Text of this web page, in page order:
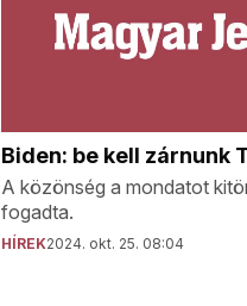
Biden: be kell zárnunk
A közönség a mondatot
fogadta.
HÍREK2024. okt. 25. 08:04